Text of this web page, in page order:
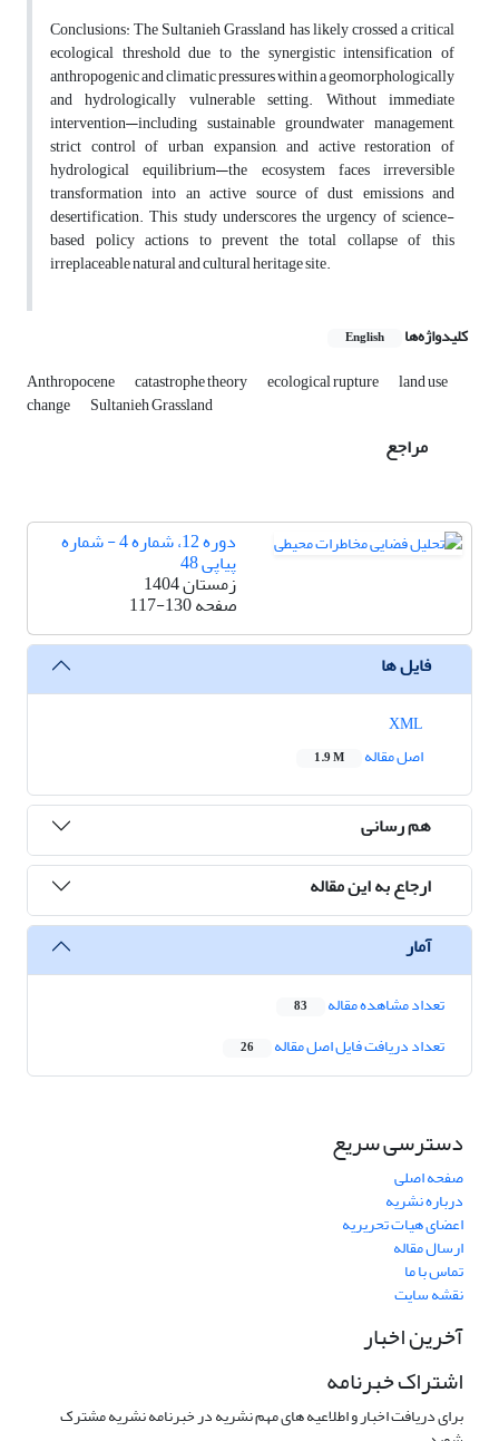
Conclusions: The Sultanieh Grassland has likely crossed a critical
ecological threshold due to the synergistic intensification of
anthropogenic and climatic pressures within a geomorphologically
and hydrologically vulnerable setting. Without immediate
intervention—including sustainable groundwater management,
strict control of urban expansion, and active restoration of
hydrological equilibrium—the ecosystem faces irreversible
transformation into an active source of dust emissions and
desertification. This study underscores the urgency of science-
based policy actions to prevent the total collapse of this
irreplaceable natural and cultural heritage site.
کلیدواژه‌ها English
Anthropocene catastrophe theory ecological rupture land use
change Sultanieh Grassland
مراجع
دوره 12، شماره 4 - شماره
پیاپی 48
زمستان 1404
صفحه117-130
فایل ها
اصل مقاله
1.9 M
هم رسانی
ارجاع به این مقاله
آمار
تعداد مشاهده مقاله 83
تعداد دریافت فایل اصل مقاله 26
دسترسی سریع
صفحه اصلی
درباره نشریه
اعضای هیات تحریریه
ارسال مقاله
تماس با ما
نقشه سایت
آخرین اخبار
اشتراک خبرنامه
برای دریافت اخبار و اطلاعیه های مهم نشریه در خبرنامه نشریه مشترک